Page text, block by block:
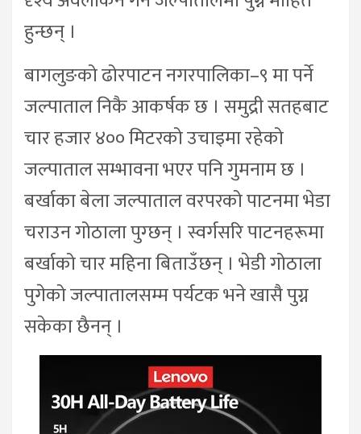
हुन्छन् ।
बागलुङको ढोरपाटन नगरपालिका–९ मा पर्ने
जल्पाताल निकै आकर्षक छ । समुद्री सतहबाट
चार हजार ४०० मिटरको उचाइमा रहेको
जल्पाताल सम्भावना भएर पनि गुमनाम छ ।
बर्खाका बेला जल्पाताल वरपरको पाटनमा भेडा
चराउन गोठाला पुग्छन् । स्वर्गसरि पाटनहरूमा
बर्खाको चार महिना बिताउँछन् । भेडी गोठाला
पुगेको जल्पातालसम्म पर्यटक भने खासै पुग्न
सकेका छैनन् ।